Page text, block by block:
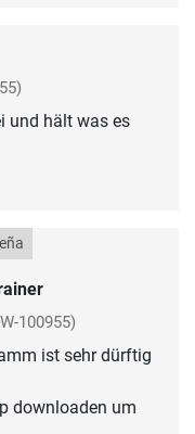
und hält was es
100955)
ist sehr dürftig
downloaden um